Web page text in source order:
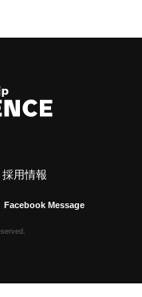
採用情報
Facebook Message